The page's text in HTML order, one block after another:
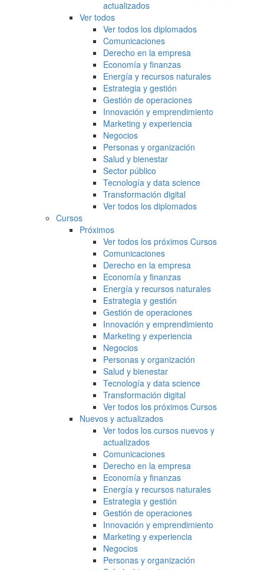
actualizados
Ver todos
Ver todos los diplomados
Comunicaciones
Derecho en la empresa
Economía y finanzas
Energía y recursos naturales
Estrategia y gestión
Gestión de operaciones
Innovación y emprendimiento
Marketing y experiencia
Negocios
Personas y organización
Salud y bienestar
Sector público
Tecnología y data science
Transformación digital
Ver todos los diplomados
Cursos
Próximos
Ver todos los próximos Cursos
Comunicaciones
Derecho en la empresa
Economía y finanzas
Energía y recursos naturales
Estrategia y gestión
Gestión de operaciones
Innovación y emprendimiento
Marketing y experiencia
Negocios
Personas y organización
Salud y bienestar
Tecnología y data science
Transformación digital
Ver todos los próximos Cursos
Nuevos y actualizados
Ver todos los cursos nuevos y
actualizados
Comunicaciones
Derecho en la empresa
Economía y finanzas
Energía y recursos naturales
Estrategia y gestión
Gestión de operaciones
Innovación y emprendimiento
Marketing y experiencia
Negocios
Personas y organización